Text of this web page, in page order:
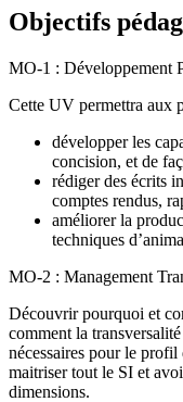
Objectifs
MO-1 : Développement
Cette UV permettra aux
développer les
concision, et de
rédiger des écrits
comptes rendus,
améliorer la
techniques
MO-2 : Management
Découvrir pourquoi et
comment la
nécessaires pour le profil
maitriser tout le SI et
dimensions.